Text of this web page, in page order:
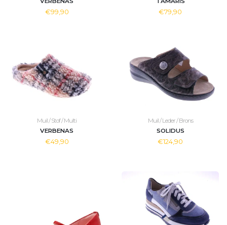
€99,90 €79,90
Muil / Stof / Multi
VERBENAS
€49,90
Muil / Leder / Brons
SOLIDUS
€124,90